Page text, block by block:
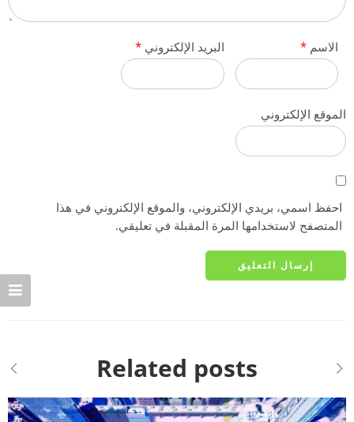
الاسم * البريد الإلكتروني*
الموقع الإلكتروني
احفظ اسمي، بريدي الإلكتروني، والموقع الإلكتروني في هذا
المتصفح لاستخدامها المرة المقبلة في تعليقي.
Related posts